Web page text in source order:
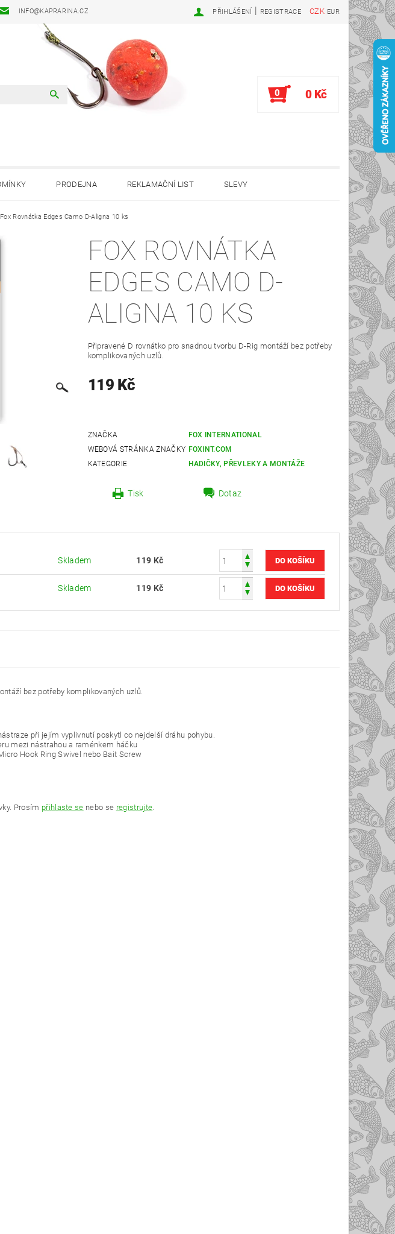
INFO@KAPRARINA.CZ CZK EUR
PŘIHLÁŠENÍ | REGISTRACE
0 0 Kč
PRODEJNA REKLAMAČNÍ LIST SLEVY
Fox Rovnátka Edges Camo D-Aligna 10 ks
FOX ROVNÁTKA
EDGES CAMO D-
ALIGNA 10 KS
Připravené D rovnátko pro snadnou tvorbu D-Rig montáží bez potřeby
komplikovaných uzlů.
119 Kč
ZNAČKA
FOX INTERNATIONAL
WEBOVÁ STRÁNKA ZNAČKY FOXINT.COM
KATEGORIE
HADIČKY, PŘEVLEKY A MONTÁŽE
Tisk Dotaz
Skladem 119 Kč
Skladem 119 Kč
bez potřeby komplikovaných uzlů.
při jejím vyplivnutí poskytl co nejdelší dráhu pohybu.
mezi nástrahou a raménkem háčku
Hook Ring Swivel nebo Bait Screw
Prosím přihlaste se nebo se registrujte.